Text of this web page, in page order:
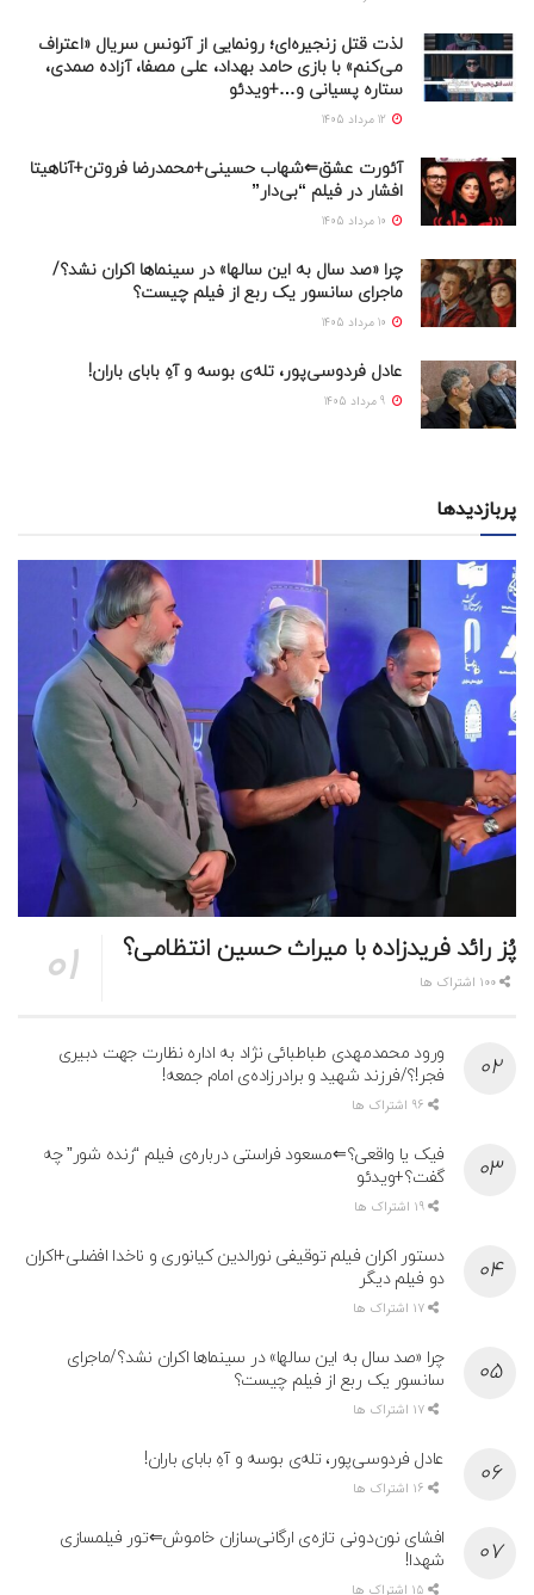
لذت قتل زنجیره‌ای؛ رونمایی از آنونس سریال «اعتراف
می‌کنم» با بازی حامد بهداد، علی مصفا، آزاده صمدی،
ستاره پسیانی و…+ویدئو
آئورت عشق⇐شهاب حسینی+محمدرضا فروتن+آناهیتا
افشار در فیلم “بی‌دار”
چرا «صد سال به این سالها» در سینماها اکران نشد؟/
ماجرای سانسور یک ربع از فیلم چیست؟
عادل فردوسی‌پور، تله‌ی بوسه و آهِ بابای باران!
پربازدیدها
پُز رائد فریدزاده با میراث حسین انتظامی؟
ورود محمدمهدی طباطبائی نژاد به اداره نظارت جهت دبیری
فجر!؟/فرزند شهید و برادرزاده‌ی امام جمعه!
فیک یا واقعی؟⇐مسعود فراستی درباره‌ی فیلم “زنده شور” چه
گفت؟+ویدئو
دستور اکران فیلم توقیفی نورالدین کیانوری و ناخدا افضلی+اکران
دو فیلم دیگر
چرا «صد سال به این سالها» در سینماها اکران نشد؟/ماجرای
سانسور یک ربع از فیلم چیست؟
عادل فردوسی‌پور، تله‌ی بوسه و آهِ بابای باران!
افشای نون‌دونی تازه‌ی ارگانی‌سازان خاموش⇐تور فیلمسازی
شهدا!